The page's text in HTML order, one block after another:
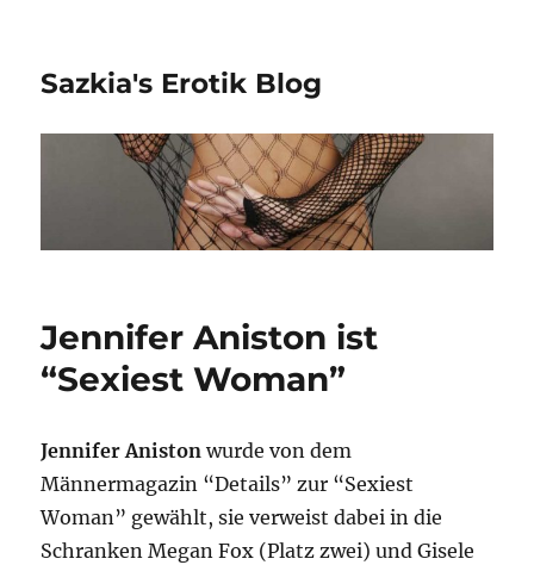
Sazkia's Erotik Blog
Jennifer Aniston ist
“Sexiest Woman”
Jennifer Aniston wurde von dem
Männermagazin “Details” zur “Sexiest
Woman” gewählt, sie verweist dabei in die
Schranken Megan Fox (Platz zwei) und Gisele